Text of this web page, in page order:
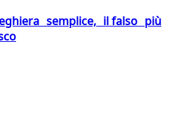
semplice, il falso più